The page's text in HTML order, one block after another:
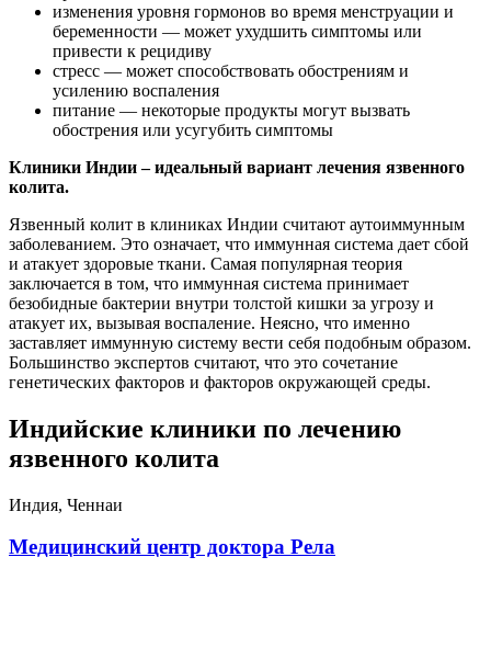
изменения уровня гормонов во время менструации и
беременности — может ухудшить симптомы или
привести к рецидиву
стресс — может способствовать обострениям и
усилению воспаления
питание — некоторые продукты могут вызвать
обострения или усугубить симптомы
Клиники Индии – идеальный вариант лечения язвенного
колита.
Язвенный колит в клиниках Индии считают аутоиммунным
заболеванием. Это означает, что иммунная система дает сбой
и атакует здоровые ткани. Самая популярная теория
заключается в том, что иммунная система принимает
безобидные бактерии внутри толстой кишки за угрозу и
атакует их, вызывая воспаление. Неясно, что именно
заставляет иммунную систему вести себя подобным образом.
Большинство экспертов считают, что это сочетание
генетических факторов и факторов окружающей среды.
Индийские клиники по лечению
язвенного колита
Индия, Ченнаи
Медицинский центр доктора Рела